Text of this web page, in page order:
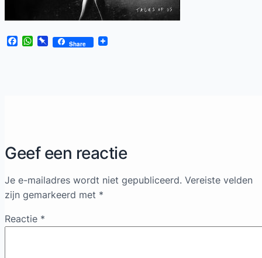
Facebook
WhatsApp
Pinboard
Share
Geef een reactie
Je e-mailadres wordt niet gepubliceerd. Vereiste velden
zijn gemarkeerd met *
Reactie *